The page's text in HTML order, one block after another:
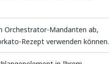
Orchestrator-Mandanten ab,
Rezept verwenden können.